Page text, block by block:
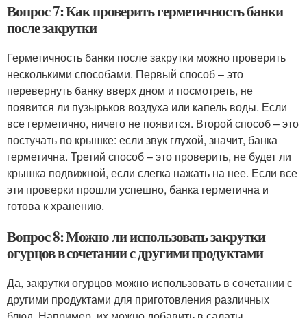
Вопрос 7: Как проверить герметичность банки
после закрутки
Герметичность банки после закрутки можно проверить
несколькими способами. Первый способ – это
перевернуть банку вверх дном и посмотреть, не
появится ли пузырьков воздуха или капель воды. Если
все герметично, ничего не появится. Второй способ – это
постучать по крышке: если звук глухой, значит, банка
герметична. Третий способ – это проверить, не будет ли
крышка подвижной, если слегка нажать на нее. Если все
эти проверки прошли успешно, банка герметична и
готова к хранению.
Вопрос 8: Можно ли использовать закрутки
огурцов в сочетании с другими продуктами
Да, закрутки огурцов можно использовать в сочетании с
другими продуктами для приготовления различных